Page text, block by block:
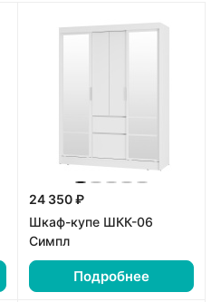
24 350 ₽
Шкаф-купе ШКК-06
Симпл
Подробнее